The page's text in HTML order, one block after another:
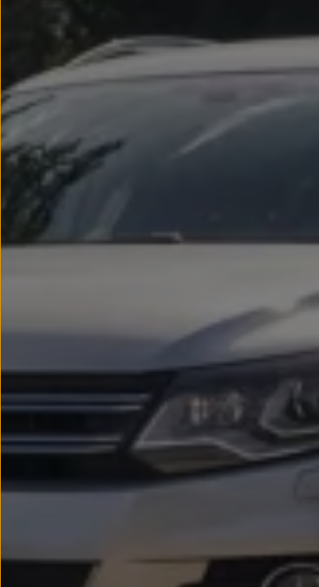
Suscripción de mantenimiento Long Drive
Modelos anteriores
Beetle
Jetta
Tiguan
Touran
Asistencia en carretera